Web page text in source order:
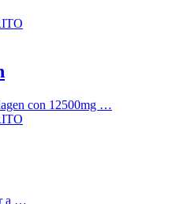
con 12500mg …
a …